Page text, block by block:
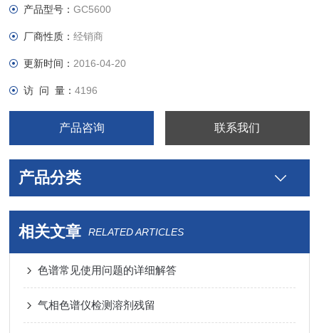
平的多维共享开发环境（模式）, 创立综合应用平台与产业化基
产品型号：GC5600
厂商性质：经销商
更新时间： 2016-04-20
访 问 量：4196
产品咨询 联系我们
产品分类
相关文章 RELATED ARTICLES
色谱常见使用问题的详细解答
气相色谱仪检测溶剂残留